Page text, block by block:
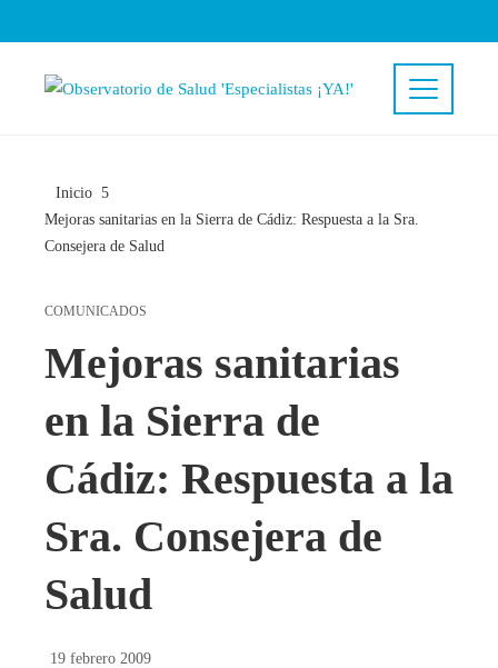
Inicio
Mejoras sanitarias en la Sierra de Cádiz: Respuesta a la Sra.
Consejera de Salud
COMUNICADOS
Mejoras sanitarias
en la Sierra de
Cádiz: Respuesta a la
Sra. Consejera de
Salud
19 febrero 2009